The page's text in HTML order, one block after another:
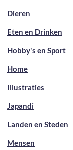
Dieren
Eten en Drinken
Hobby's en Sport
Home
Illustraties
Japandi
Landen en Steden
Mensen